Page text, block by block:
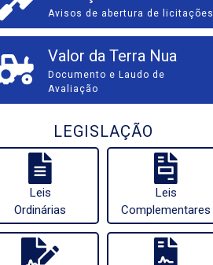
Avisos de abertura de licitações
Valor da Terra Nua
Documento e Laudo de
Avaliação
LEGISLAÇÃO
Leis
Ordinárias
Leis
Complementares